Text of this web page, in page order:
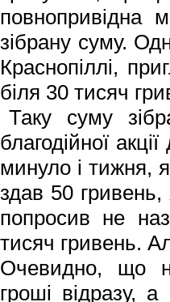
повнопривідна
зібрану суму.
Краснопіллі,
біля 30 тисяч
Таку суму
благодійної
минуло і тижня,
здав 50
попросив не
тисяч гривень.
Очевидно, що
гроші відразу,